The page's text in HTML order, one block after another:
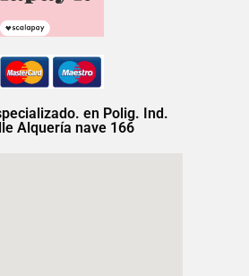
en Polig. Ind.
Alquería nave 166